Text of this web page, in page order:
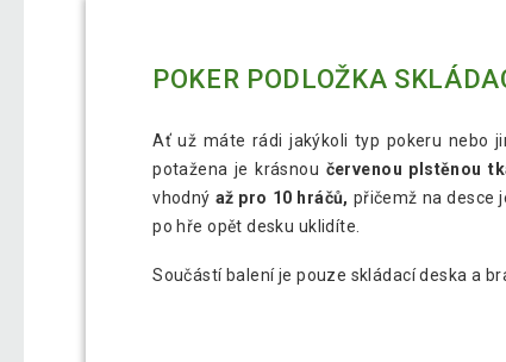
POKER PODLOŽKA
Ať už máte rádi jakýkoli typ pokeru nebo
potažena je krásnou červenou plstěnou
vhodný až pro 10 hráčů, přičemž na desce
po hře opět desku uklidíte.
Součástí balení je pouze skládací deska a